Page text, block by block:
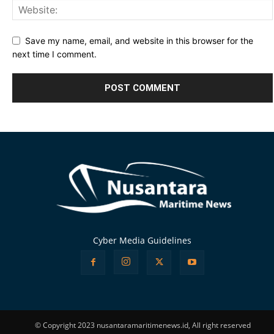
Save my name, email, and website in this browser for the
next time I comment.
Cyber Media Guidelines
© Copyright 2023 nusantaramaritimenews.id, All right reserved